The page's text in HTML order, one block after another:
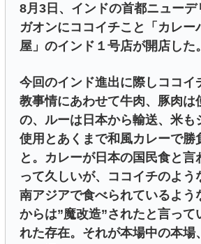
8月3日、インドの首都ニュー
ガオンにココイチこと「カレ
屋」のインド１号店が開店した。
今回のインド進出に際しココイ
教事情にあわせて牛肉、豚肉は
の、ルーは日本から輸送、米も
使用とあくまで和風カレーで勝
と。カレーが日本の国民食と言
って久しいが、ココイチのよう
南アジアで食べられているよう
からは”魔改造”されたと言って
れた存在。それが本場中の本場